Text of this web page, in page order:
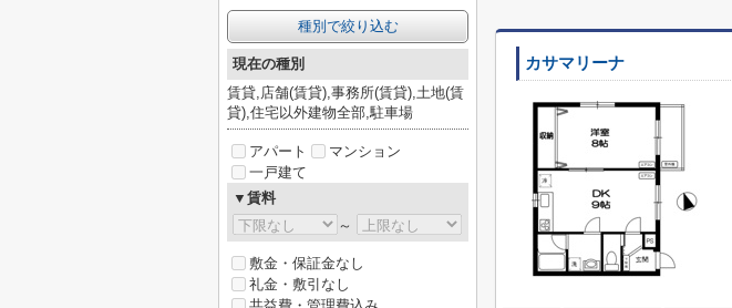
カサマリーナ
種別で絞り込む
現在の種別
賃貸,店舗(賃貸),事務所(賃貸),土地(賃
貸),住宅以外建物全部,駐車場
アパート
マンション
一戸建て
▼賃料
～
敷金・保証金なし
礼金・敷引なし